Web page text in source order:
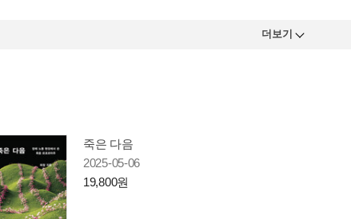
더보기
죽은 다음
2025-05-06
19,800원